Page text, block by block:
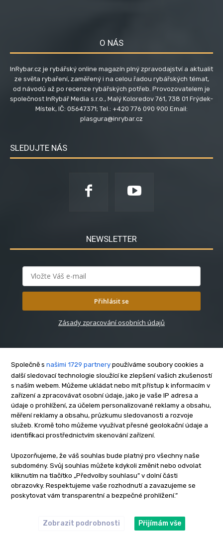
O NÁS
InRybar.cz je rybářský online magazín plný zpravodajství a aktualit
ze světa rybaření, zaměřený i na celou řadou rybářských témat,
od návodů až po recenze rybářských potřeb. Provozovatelem je
společnost InRybář Media s.r.o., Malý Koloredov 761, 738 01 Frýdek-
Místek, IČ: 05647371; Tel.: +420 776 090 900 Email:
plasgura@inrybar.cz
SLEDUJTE NÁS
NEWSLETTER
Přihlásit se
Zásady zpracování osobních údajů
O nás
Kontakt
Reklama
Zásady soukromí
Cookies
Etický kodex
Redakce
InRybar.cz.
Společně s našimi 1729 partnery používáme soubory cookies a
další sledovací technologie sloužící ke zlepšení vašich zkušeností
s naším webem. Můžeme ukládat nebo mít přístup k informacím v
zařízení a zpracovávat osobní údaje, jako je vaše IP adresa a
údaje o prohlížení, za účelem personalizované reklamy a obsahu,
měření reklamy a obsahu, průzkumu sledovanosti a rozvoje
služeb. Kromě toho můžeme využívat přesné geolokační údaje a
identifikaci prostřednictvím skenování zařízení.
Upozorňujeme, že váš souhlas bude platný pro všechny naše
subdomény. Svůj souhlas můžete kdykoli změnit nebo odvolat
kliknutím na tlačítko „Předvolby souhlasu” v dolní části
obrazovky. Respektujeme vaše rozhodnutí a zavazujeme se
poskytovat vám transparentní a bezpečné prohlížení.”
Zobrazit podrobnosti Přijímám vše